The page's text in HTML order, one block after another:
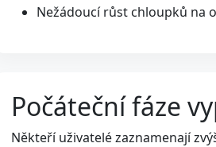
Nežádoucí růst chloupků na
Počáteční fáze
Někteří uživatelé zaznamenají